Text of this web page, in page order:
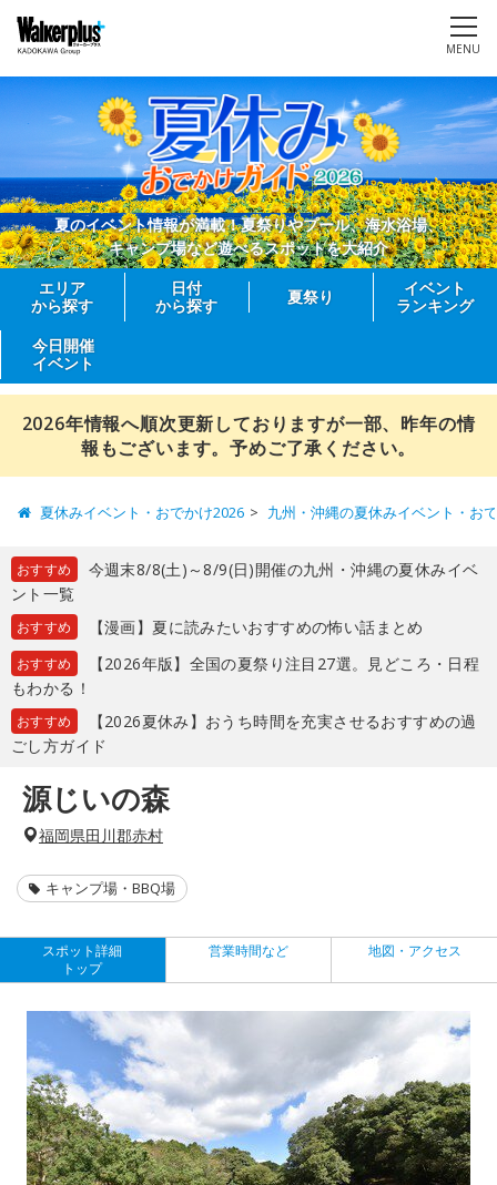
MENU
夏のイベント情報が満載！夏祭りやプール、海水浴場、
キャンプ場など遊べるスポットを大紹介
エリア
から探す
日付
から探す
夏祭り
イベント
ランキング
今日開催
イベント
2026年情報へ順次更新しておりますが一部、昨年の情
報もございます。予めご了承ください。
夏休みイベント・おでかけ2026 九州・沖縄の夏休みイベント・お
おすすめ
今週末8/8(土)～8/9(日)開催の九州・沖縄の夏休みイベ
ント一覧
おすすめ 【漫画】夏に読みたいおすすめの怖い話まとめ
おすすめ
【2026年版】全国の夏祭り注目27選。見どころ・日程
もわかる！
おすすめ
【2026夏休み】おうち時間を充実させるおすすめの過
ごし方ガイド
源じいの森
福岡県田川郡赤村
キャンプ場・BBQ場
スポット詳細
トップ
営業時間など 地図・アクセス